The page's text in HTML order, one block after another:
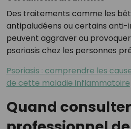
Des traitements comme les
antipaludéens ou certains
peuvent aggraver ou
psoriasis chez les personnes
Psoriasis : comprendre les
de cette maladie inflammatoire
Quand